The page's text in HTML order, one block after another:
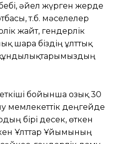
әйел жүрген жерде
т.б. мәселелер
жайт, гендерлік
шара біздің ұлттық
бойынша озық 30
мемлекеттік деңгейде
бірі десек, өткен
Ұлттар Ұйымының